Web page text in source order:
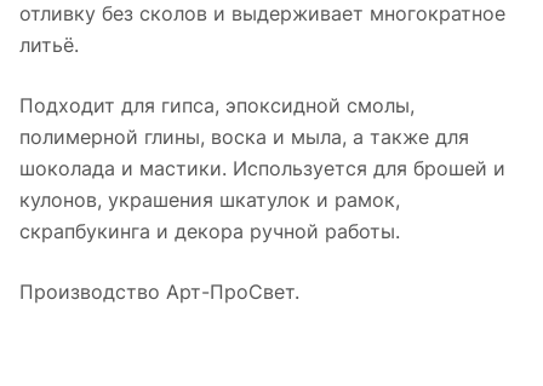
отливку без сколов и выдерживает многократное
литьё.
Подходит для гипса, эпоксидной смолы,
полимерной глины, воска и мыла, а также для
шоколада и мастики. Используется для брошей и
кулонов, украшения шкатулок и рамок,
скрапбукинга и декора ручной работы.
Производство Арт-ПроСвет.